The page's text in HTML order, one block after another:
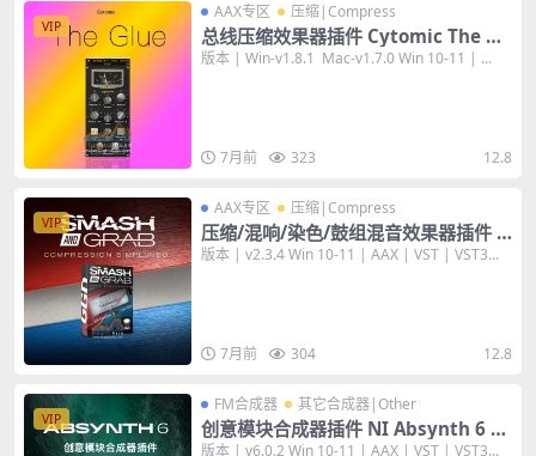
VIP
AAX专区 压缩|Compress
总线压缩效果器插件 Cytomic The Gl
ue v1.8.1 [WiN+MAC] 后期混音
版本 | Win-v1.8.1 Mac-v1.7.0 Win 10-11 | ...
7月前 323 12.8
VIP
AAX专区 压缩|Compress
压缩/混响/染色/鼓组混音效果器插件 G
DD Smash And Grab v2 v2.3.4 [Wi
版本 | v2.3.4 Win 10-11 | AAX | VST | VST3...
7月前 304 12.8
VIP
FM合成器 其它合成器|Other
创意模块合成器插件 NI Absynth 6 v
6.0.2 [WiN+MAC]
版本 | v6.0.2 Win 10-11 | AAX | VST | VST3...